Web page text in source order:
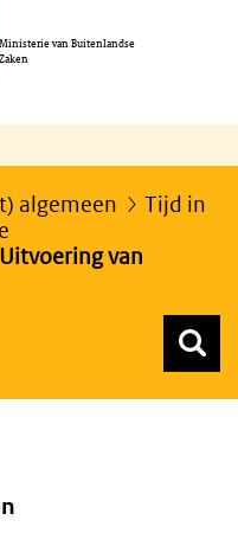
Ministerie van Buitenlandse
Zaken
algemeen
Tijd in
Uitvoering van